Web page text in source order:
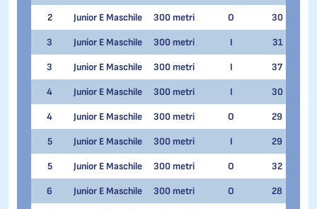
2 Junior E Maschile 300 metri O 30
3 Junior E Maschile 300 metri I 31
3 Junior E Maschile 300 metri I 37
4 Junior E Maschile 300 metri I 30
4 Junior E Maschile 300 metri O 29
5 Junior E Maschile 300 metri I 29
5 Junior E Maschile 300 metri O 32
6 Junior E Maschile 300 metri O 28